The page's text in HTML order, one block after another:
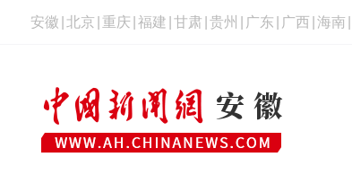
安徽 北京 重庆 福建 甘肃 贵州 广东 广西 海南